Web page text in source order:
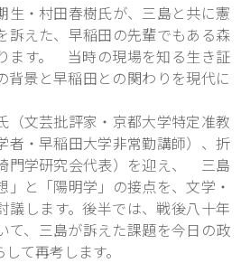
生・村田春樹氏が、三島と共に憲
訴えた、早稲田の先輩でもある森
ます。 当時の現場を知る生き証
背景と早稲田との関わりを現代に
（文芸批評家・京都大学特定准教
者・早稲田大学非常勤講師）、折
門学研究会代表）を迎え、 三島
」と「陽明学」の接点を、文学・
議します。後半では、戦後八十年
て、三島が訴えた課題を今日の政
て再考します。